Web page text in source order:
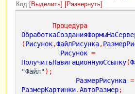
Код Выделить Развернуть
Процедура
(Рисунок,ФайлРисунка,
Рисунок =
ПолучитьНавигационнуюСсылку(
"Файл");
РазмерРисунка =
РазмерКартинки.АвтоРазмер;